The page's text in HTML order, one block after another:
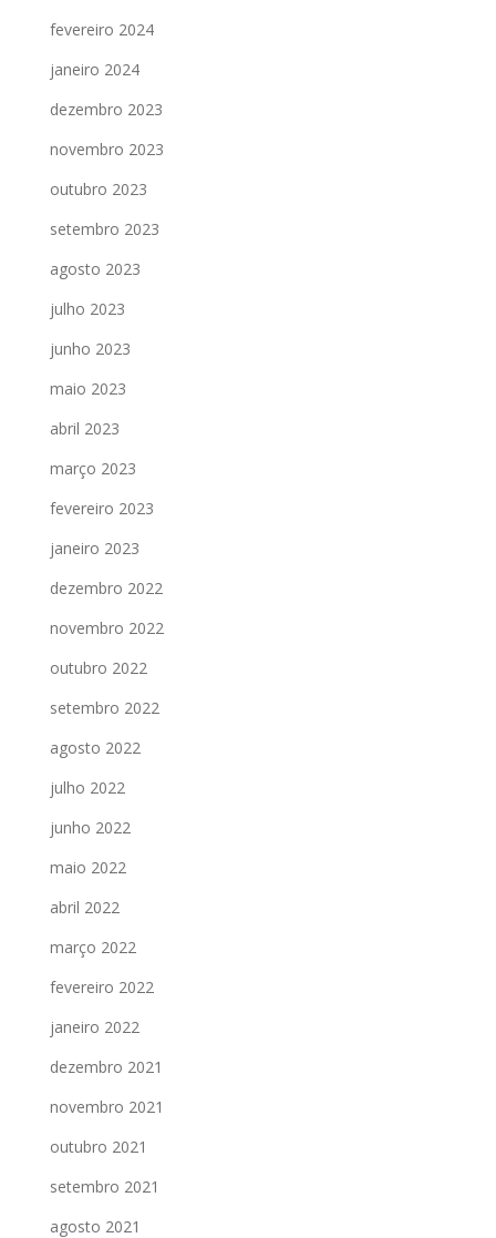
fevereiro 2024
janeiro 2024
dezembro 2023
novembro 2023
outubro 2023
setembro 2023
agosto 2023
julho 2023
junho 2023
maio 2023
abril 2023
março 2023
fevereiro 2023
janeiro 2023
dezembro 2022
novembro 2022
outubro 2022
setembro 2022
agosto 2022
julho 2022
junho 2022
maio 2022
abril 2022
março 2022
fevereiro 2022
janeiro 2022
dezembro 2021
novembro 2021
outubro 2021
setembro 2021
agosto 2021